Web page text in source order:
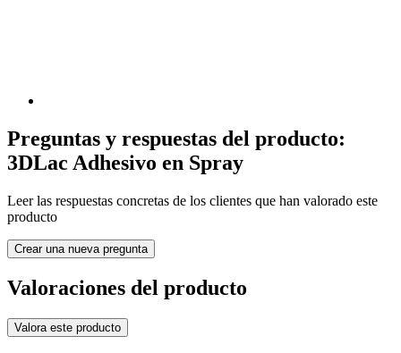
Preguntas y respuestas del producto:
3DLac Adhesivo en Spray
Leer las respuestas concretas de los clientes que han valorado este
producto
Crear una nueva pregunta
Valoraciones del producto
Valora este producto